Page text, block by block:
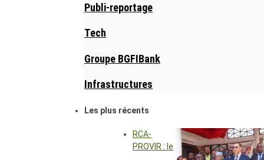
Publi-reportage
Tech
Groupe BGFIBank
Infrastructures
Les plus récents
RCA-
PROVIR : le